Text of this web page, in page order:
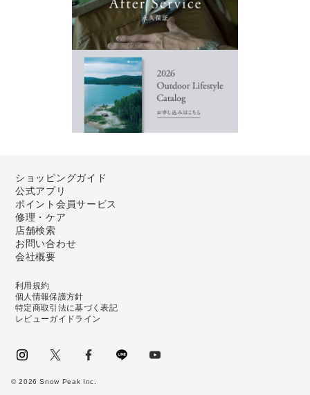
ショッピングガイド
公式アプリ
ポイント会員サービス
修理・ケア
店舗検索
お問い合わせ
会社概要
利用規約
個人情報保護方針
特定商取引法に基づく表記
レビューガイドライン
©2026 Snow Peak Inc.